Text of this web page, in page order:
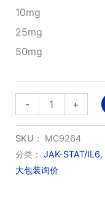
10mg
25mg
50mg
-
STX-
0119
数
量
+
SKU： MC9264
分类： JAK-STAT/IL6,
大包装询价